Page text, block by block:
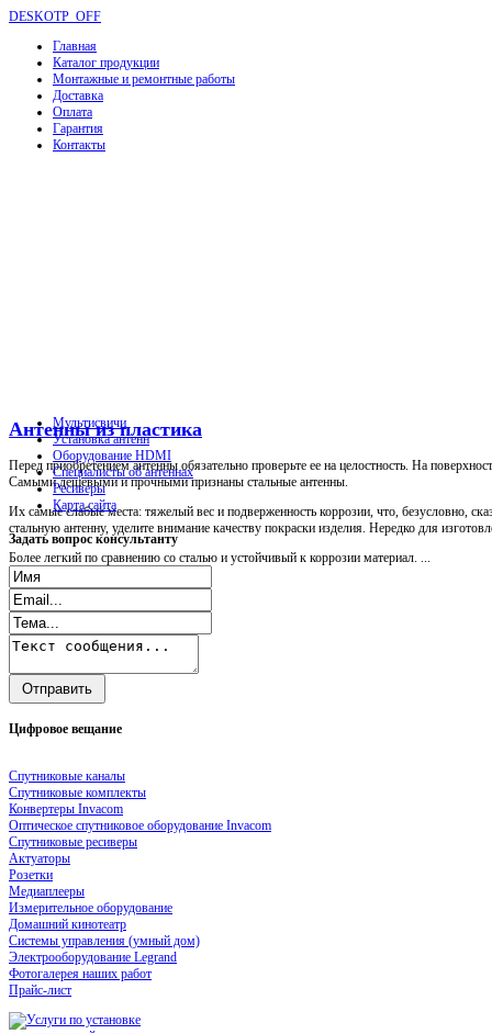
DESKOTP_OFF
Главная
Каталог продукции
Монтажные и ремонтные работы
Доставка
Оплата
Гарантия
Контакты
Антенны из пластика
Перед приобретением антенны обязательно проверьте ее на целостность. На
Самыми дешевыми и прочными признаны стальные антенны.
Их самые слабые места: тяжелый вес и подверженность коррозии, что, безусловно,
стальную антенну, уделите внимание качеству покраски изделия. Нередко для
Более легкий по сравнению со сталью и устойчивый к коррозии материал. ...
Мультисвичи
Установка антенн
Оборудование HDMI
Специалисты об антеннах
Ресиверы
Карта сайта
Задать вопрос консультанту
Цифровое вещание
Спутниковые каналы
Спутниковые комплекты
Конвертеры Invacom
Оптическое спутниковое оборудование Invacom
Спутниковые ресиверы
Актуаторы
Розетки
Медиаплееры
Измерительное оборудование
Домашний кинотеатр
Системы управления (умный дом)
Электрооборудование Legrand
Фотогалерея наших работ
Прайс-лист